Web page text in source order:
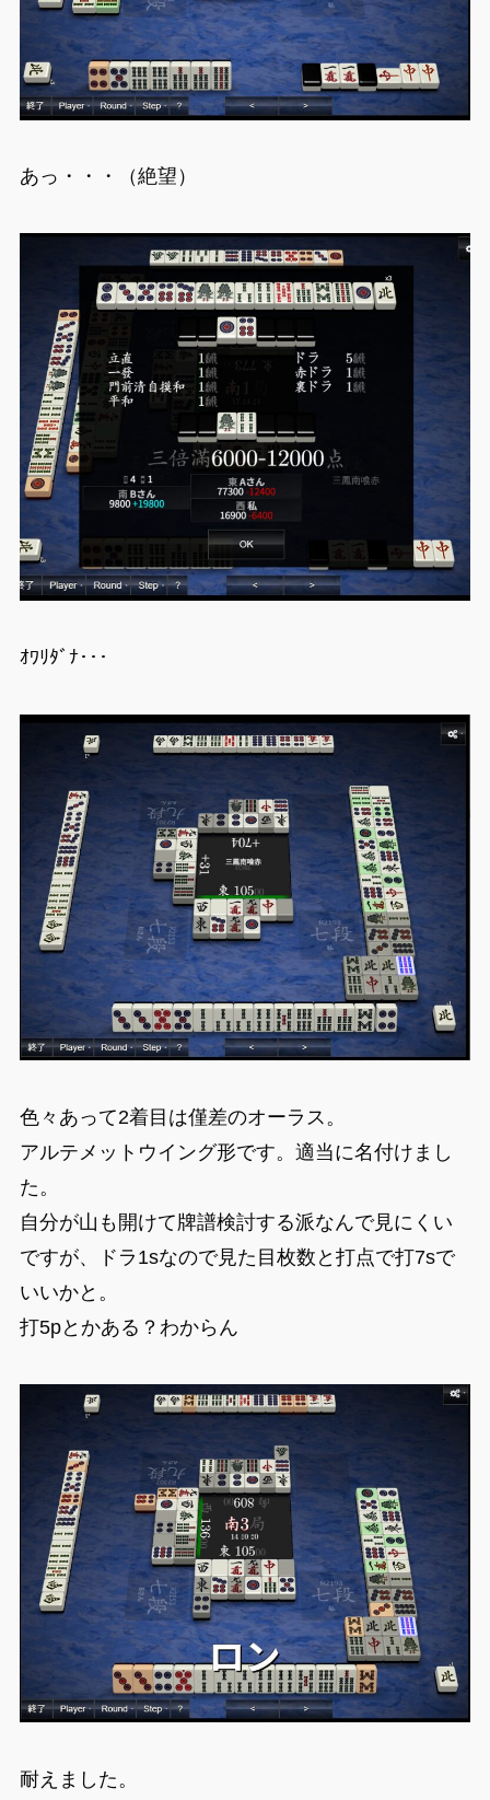
あっ・・・（絶望）
ｵﾜﾘﾀﾞﾅ･･･
色々あって2着目は僅差のオーラス。
アルテメットウイング形です。適当に名付けまし
た。
自分が山も開けて牌譜検討する派なんで見にくい
ですが、ドラ1sなので見た目枚数と打点で打7sで
いいかと。
打5pとかある？わからん
耐えました。